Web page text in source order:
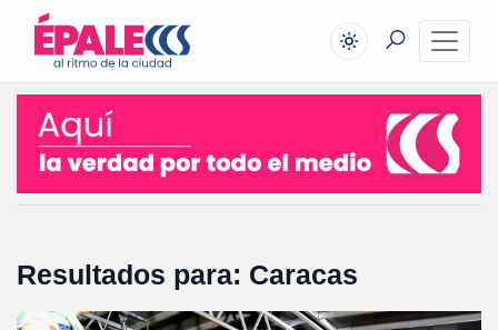
Resultados para: Caracas